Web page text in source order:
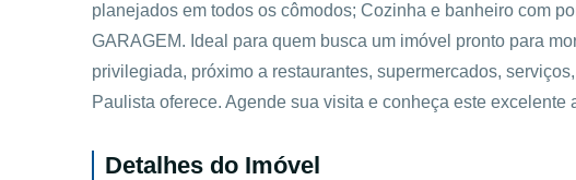
planejados em todos os cômodos; Cozinha e banheiro com
GARAGEM. Ideal para quem busca um imóvel pronto para
privilegiada, próximo a restaurantes, supermercados,
Paulista oferece. Agende sua visita e conheça este excelente
Detalhes do Imóvel